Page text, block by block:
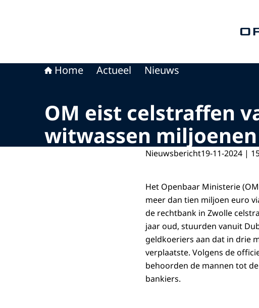
Home Actueel Nieuws
OM eist celstraffen
witwassen
Nieuwsbericht19-11-2024 |
Het Openbaar Ministerie
meer dan tien miljoen euro
de rechtbank in Zwolle
jaar oud, stuurden vanuit
geldkoeriers aan dat in drie
verplaatste. Volgens de
behoorden de mannen tot
bankiers.